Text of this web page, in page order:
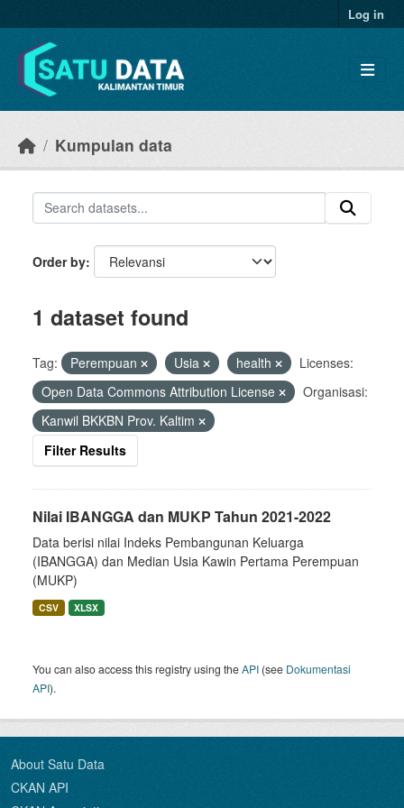
Log in
Kumpulan data
Order by
1 dataset found
Tag: Perempuan Usia health
Licenses:
Open Data Commons Attribution License
Organisasi:
Kanwil BKKBN Prov. Kaltim
Filter Results
Nilai IBANGGA dan MUKP Tahun 2021-2022
Data berisi nilai Indeks Pembangunan Keluarga
(IBANGGA) dan Median Usia Kawin Pertama Perempuan
(MUKP)
CSV XLSX
You can also access this registry using theAPI (see Dokumentasi
API).
About Satu Data
CKAN API